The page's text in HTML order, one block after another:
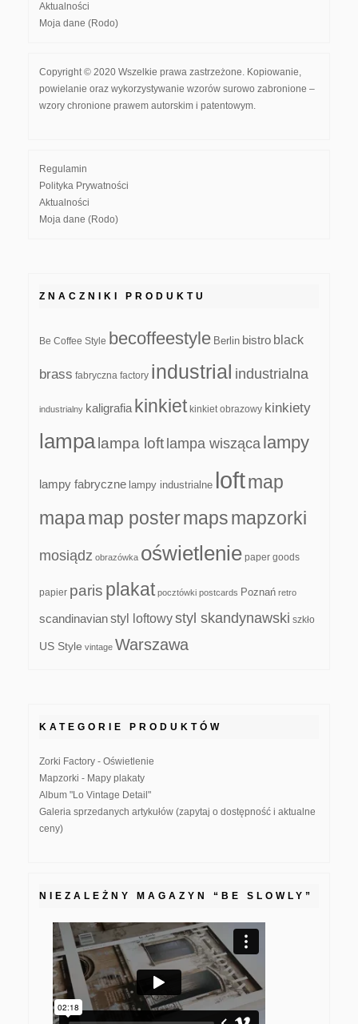
Aktualności
Moja dane (Rodo)
Copyright © 2020 Wszelkie prawa zastrzeżone. Kopiowanie,
powielanie oraz wykorzystywanie wzorów surowo zabronione –
wzory chronione prawem autorskim i patentowym.
Regulamin
Polityka Prywatności
Aktualności
Moja dane (Rodo)
ZNACZNIKI PRODUKTU
Be Coffee Style becoffeestyle Berlin bistro black
brass fabryczna factory industrial industrialna
industrialny kaligrafia kinkiet kinkiet obrazowy kinkiety
lampa lampa loft lampa wisząca lampy
lampy fabryczne lampy industrialne loftmap
mapamap postermapsmapzorki
mosiądz obrazówka oświetlenie paper goods
papier paris plakat pocztówki postcards Poznań retro
scandinavianstyl loftowystyl skandynawski szkło
US Style vintage Warszawa
KATEGORIE PRODUKTÓW
Zorki Factory - Oświetlenie
Mapzorki - Mapy plakaty
Album "Lo Vintage Detail"
Galeria sprzedanych artykułów (zapytaj o dostępność i aktualne
ceny)
NIEZALEŻNY MAGAZYN “BE SLOWLY”